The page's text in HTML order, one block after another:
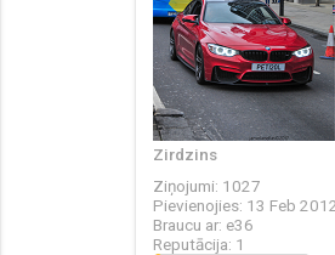
Zirdzins
Ziņojumi: 1027
Pievienojies: 13 Feb
Braucu ar: e36
Reputācija: 1